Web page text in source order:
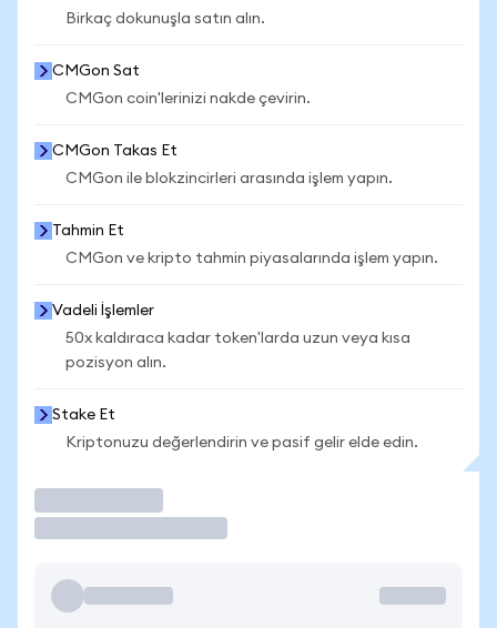
Birkaç dokunuşla satın alın.
CMGon Sat
CMGon coin'lerinizi nakde çevirin.
CMGon Takas Et
CMGon ile blokzincirleri arasında işlem yapın.
Tahmin Et
CMGon ve kripto tahmin piyasalarında işlem yapın.
Vadeli İşlemler
50x kaldıraca kadar token'larda uzun veya kısa
pozisyon alın.
Stake Et
Kriptonuzu değerlendirin ve pasif gelir elde edin.